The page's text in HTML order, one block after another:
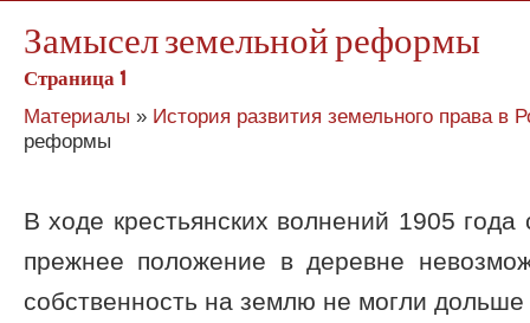
Замысел земельной реформы
Страница 1
Материалы » История развития земельного права в
реформы
В ходе крестьянских волнений 1905 года
прежнее положение в деревне
собственность на землю не могли